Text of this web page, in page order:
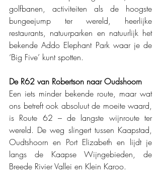
golfbanen, activiteiten als de hoogste
bungeejump ter wereld, heerlijke
restaurants, natuurparken en natuurlijk het
bekende Addo Elephant Park waar je de
‘Big Five’ kunt spotten.
De R62 van Robertson naar Oudshoorn
Een iets minder bekende route, maar wat
ons betreft ook absoluut de moeite waard,
is Route 62 – de langste wijnroute ter
wereld. De weg slingert tussen Kaapstad,
Oudtshoorn en Port Elizabeth en lijdt je
langs de Kaapse Wijngebieden, de
Breede Rivier Vallei en Klein Karoo.